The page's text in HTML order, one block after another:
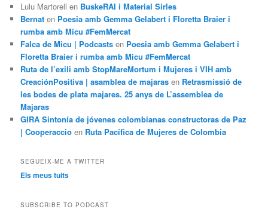
Lulu Martorell en BuskeRAI i Material Sirles
Bernat en Poesia amb Gemma Gelabert i Floretta Braier i
rumba amb Micu #FemMercat
Falca de Micu | Podcasts en Poesia amb Gemma Gelabert i
Floretta Braier i rumba amb Micu #FemMercat
Ruta de l’exili amb StopMareMortum i Mujeres i VIH amb
CreaciónPositiva | asamblea de majaras en Retrasmissió de
les bodes de plata majares. 25 anys de L’assemblea de
Majaras
GIRA Sintonía de jóvenes colombianas constructoras de Paz
| Cooperaccio en Ruta Pacífica de Mujeres de Colombia
SEGUEIX-ME A TWITTER
Els meus tuits
SUBSCRIBE TO PODCAST